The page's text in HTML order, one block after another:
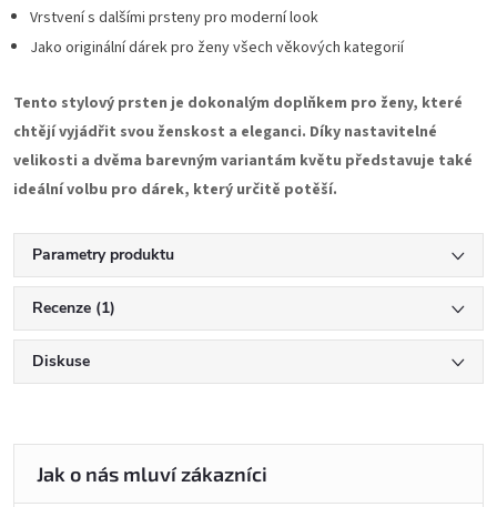
Vrstvení s dalšími prsteny pro moderní look
Jako originální dárek pro ženy všech věkových kategorií
Tento stylový prsten je dokonalým doplňkem pro ženy, které
chtějí vyjádřit svou ženskost a eleganci. Díky nastavitelné
velikosti a dvěma barevným variantám květu představuje také
ideální volbu pro dárek, který určitě potěší.
Parametry produktu
Recenze (1)
Diskuse